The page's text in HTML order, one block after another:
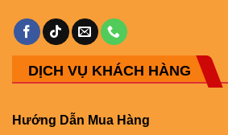
DỊCH VỤ KHÁCH HÀNG
Hướng Dẫn Mua Hàng